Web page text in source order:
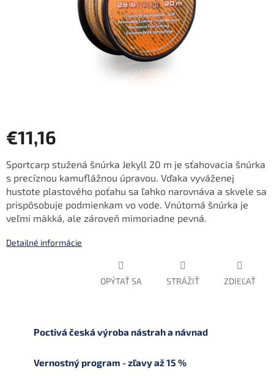
€11,16
cena:
Sportcarp stužená šnúrka Jekyll 20 m je sťahovacia šnúrka
s precíznou kamuflážnou úpravou. Vďaka vyváženej
hustote plastového poťahu sa ľahko narovnáva a skvele sa
prispôsobuje podmienkam vo vode. Vnútorná šnúrka je
veľmi mäkká, ale zároveň mimoriadne pevná.
Detailné informácie
OPÝTAŤ SA STRÁŽIŤ ZDIEĽAŤ
Poctivá česká výroba nástrah a návnad
Vernostný program - zľavy až 15 %